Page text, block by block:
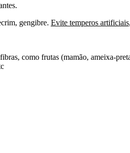
gengibre. Evite temperos artificiais
como frutas (mamão, ameixa-